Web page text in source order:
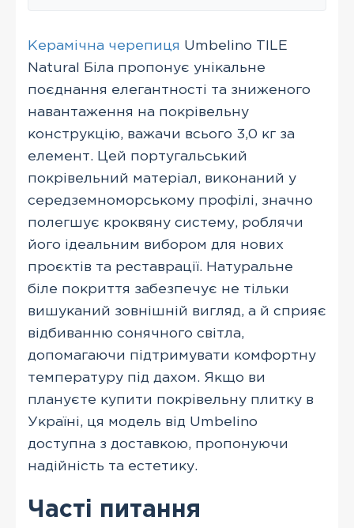
Керамічна черепиця Umbelino TILE
Natural Біла пропонує унікальне
поєднання елегантності та зниженого
навантаження на покрівельну
конструкцію, важачи всього 3,0 кг за
елемент. Цей португальський
покрівельний матеріал, виконаний у
середземноморському профілі, значно
полегшує кроквяну систему, роблячи
його ідеальним вибором для нових
проєктів та реставрації. Натуральне
біле покриття забезпечує не тільки
вишуканий зовнішній вигляд, а й сприяє
відбиванню сонячного світла,
допомагаючи підтримувати комфортну
температуру під дахом. Якщо ви
плануєте купити покрівельну плитку в
Україні, ця модель від Umbelino
доступна з доставкою, пропонуючи
надійність та естетику.
Часті питання